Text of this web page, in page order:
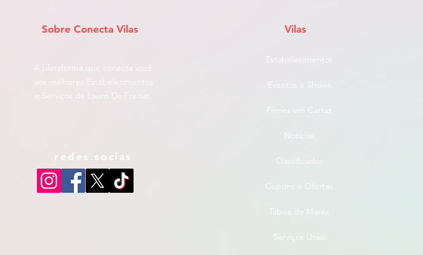
Sobre Conecta Vilas
A plataforma que conecta você
aos melhores Estabelecimentos
e Serviços de Lauro De Freitas.
redes socias
Vilas
Estabelecimentos
Filmes em Cartaz
Notícias
Classificados
Cupons e Ofertas
Tábua de Marés
Serviços Úteis